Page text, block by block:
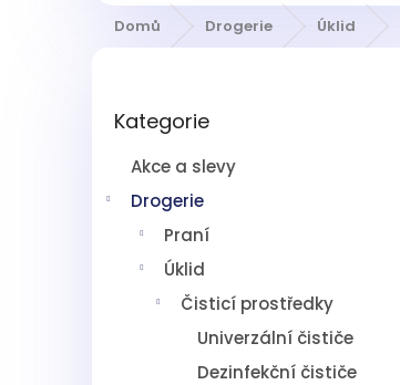
Domů Drogerie Úklid
kategorie
Kategorie
Akce a slevy
Drogerie
Praní
Úklid
Čisticí prostředky
Univerzální čističe
Dezinfekční čističe